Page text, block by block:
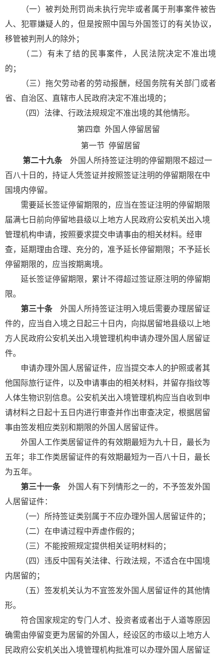
（一）被判处刑罚尚未执行完毕或者属于刑事案件被告
人、犯罪嫌疑人的，但是按照中国与外国签订的有关协议，
移管被判刑人的除外；
（二）有未了结的民事案件，人民法院决定不准出境
的；
（三）拖欠劳动者的劳动报酬，经国务院有关部门或者
省、自治区、直辖市人民政府决定不准出境的；
（四）法律、行政法规规定不准出境的其他情形。
第四章 外国人停留居留
第一节 停留居留
第二十九条外国人所持签证注明的停留期限不超过一
百八十日的，持证人凭签证并按照签证注明的停留期限在中
国境内停留。
需要延长签证停留期限的，应当在签证注明的停留期限
届满七日前向停留地县级以上地方人民政府公安机关出入境
管理机构申请，按照要求提交申请事由的相关材料。经审
查，延期理由合理、充分的，准予延长停留期限；不予延长
停留期限的，应当按期离境。
延长签证停留期限，累计不得超过签证原注明的停留期
限。
第三十条 外国人所持签证注明入境后需要办理居留证
件的，应当自入境之日起三十日内，向拟居留地县级以上地
方人民政府公安机关出入境管理机构申请办理外国人居留证
件。
申请办理外国人居留证件，应当提交本人的护照或者其
他国际旅行证件，以及申请事由的相关材料，并留存指纹等
人体生物识别信息。公安机关出入境管理机构应当自收到申
请材料之日起十五日内进行审查并作出审查决定，根据居留
事由签发相应类别和期限的外国人居留证件。
外国人工作类居留证件的有效期最短为九十日，最长为
五年；非工作类居留证件的有效期最短为一百八十日，最长
为五年。
第三十一条 外国人有下列情形之一的，不予签发外国
人居留证件：
（一）所持签证类别属于不应办理外国人居留证件的；
（二）在申请过程中弄虚作假的；
（三）不能按照规定提供相关证明材料的；
（四）违反中国有关法律、行政法规，不适合在中国境
内居留的；
（五）签发机关认为不宜签发外国人居留证件的其他情
形。
符合国家规定的专门人才、投资者或者出于人道等原因
确需由停留变更为居留的外国人，经设区的市级以上地方人
民政府公安机关出入境管理机构批准可以办理外国人居留证